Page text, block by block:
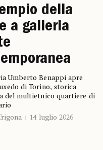
della
a galleria
Umberto Benappi apre
di Torino, storica
del multietnico quartiere di
14 luglio 2026